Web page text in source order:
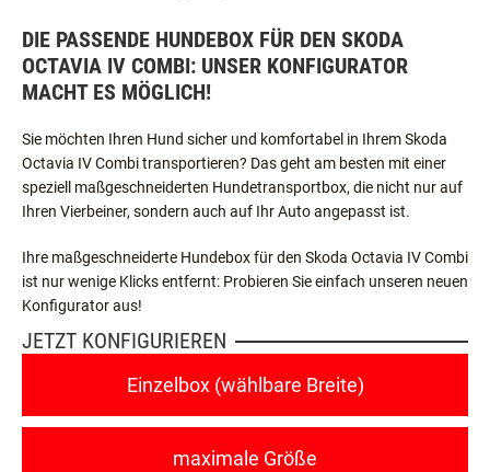
DIE PASSENDE HUNDEBOX FÜR DEN SKODA
OCTAVIA IV COMBI: UNSER KONFIGURATOR
MACHT ES MÖGLICH!
Sie möchten Ihren Hund sicher und komfortabel in Ihrem Skoda
Octavia IV Combi transportieren? Das geht am besten mit einer
speziell maßgeschneiderten Hundetransportbox, die nicht nur auf
Ihren Vierbeiner, sondern auch auf Ihr Auto angepasst ist.
Ihre maßgeschneiderte Hundebox für den Skoda Octavia IV Combi
ist nur wenige Klicks entfernt: Probieren Sie einfach unseren neuen
Konfigurator aus!
JETZT KONFIGURIEREN
Einzelbox (wählbare Breite)
maximale Größe